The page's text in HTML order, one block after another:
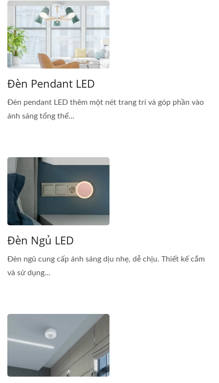
Đèn Pendant LED
Đèn pendant LED thêm một nét trang trí và góp phần vào
ánh sáng tổng thể...
Đèn Ngủ LED
Đèn ngủ cung cấp ánh sáng dịu nhẹ, dễ chịu. Thiết kế cắm
và sử dụng...